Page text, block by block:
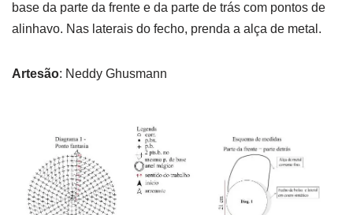
base da parte da frente e da parte de trás com pontos de
alinhavo. Nas laterais do fecho, prenda a alça de metal.
Artesão: Neddy Ghusmann